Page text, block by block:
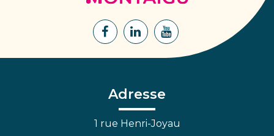
Lien
Facebook
Lien
Lien
Adresse
1 rue Henri-Joyau